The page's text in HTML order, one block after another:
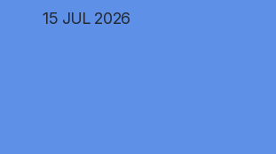
15 JUL 2026